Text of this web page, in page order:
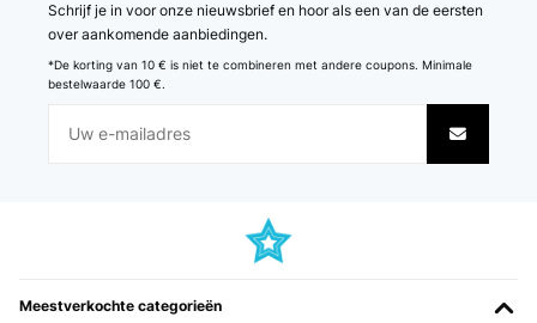
produit bien emballé, belle qualité.
Schrijf je in voor onze nieuwsbrief en hoor als een van de eersten
over aankomende aanbiedingen.
*De korting van 10 € is niet te combineren met andere coupons. Minimale
bestelwaarde 100 €.
Meestverkochte categorieën